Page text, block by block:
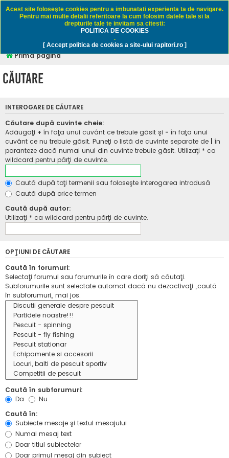
Rapitori.ro - Pescuit sportiv
Prima pagină
Căutare
INTEROGARE DE CĂUTARE
Căutare după cuvinte cheie:
Adăugaţi + în faţa unui cuvânt ce trebuie găsit şi - în faţa unui
cuvânt ce nu trebuie găsit. Puneţi o listă de cuvinte separate de
în
paranteze dacă numai unul din cuvinte trebuie găsit. Utilizaţi * ca
wildcard pentru părţi de cuvinte.
Caută după toţi termenii sau foloseşte interogarea introdusă
Caută după orice termen
Caută după autor:
Utilizaţi * ca wildcard pentru părţi de cuvinte.
OPŢIUNI DE CĂUTARE
Caută în forumuri:
Selectaţi forumul sau forumurile în care doriţi să căutaţi.
Subforumurile sunt selectate automat dacă nu dezactivaţi „caută
în subforumuri„ mai jos.
Caută în subforumuri:
Da
Nu
Caută în:
Subiecte mesaje şi textul mesajului
Numai mesaj text
Doar titlul subiectelor
Doar primul mesaj din subiect
Acest site foloseşte cookies pentru a imbunatati experienta ta de navigare.
Pentru mai multe detalii referitoare la cum folosim datele tale si la
drepturile tale te invitam sa citesti:
POLITICA DE COOKIES
.
[ Accept politica de cookies a site-ului rapitori.ro ]